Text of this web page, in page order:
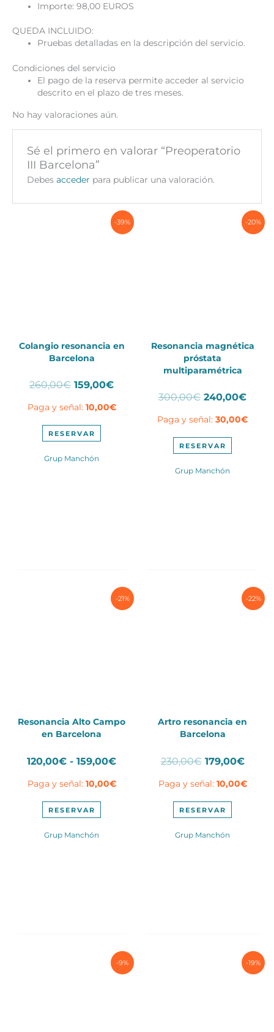
Importe: 98,00 EUROS
QUEDA INCLUIDO:
Pruebas detalladas en la descripción del servicio.
Condiciones del servicio
El pago de la reserva permite acceder al servicio
descrito en el plazo de tres meses.
No hay valoraciones aún.
Sé el primero en valorar “Preoperatorio
III Barcelona”
Debes acceder para publicar una valoración.
-39%
Colangio resonancia en
Barcelona
260,00€ El
original
era:
260,00€.
159,00€El
actual
Paga y señal: 10,00€
RESERVAR
Grup Manchón
-20%
Resonancia magnética
próstata
multiparamétrica
300,00€ El
original
era:
300,00€.
240,00€El
Paga y señal: 30,00€
RESERVAR
Grup Manchón
-21%
Resonancia Alto Campo
en Barcelona
120,00€ - 159,00€Rango
precios:
Paga y señal: 10,00€
RESERVAR
Este
producto
página
producto
Grup Manchón
-22%
Artro resonancia en
Barcelona
230,00€ El
original
era:
230,00€.
179,00€El
Paga y señal: 10,00€
RESERVAR
Grup Manchón
-9% -19%